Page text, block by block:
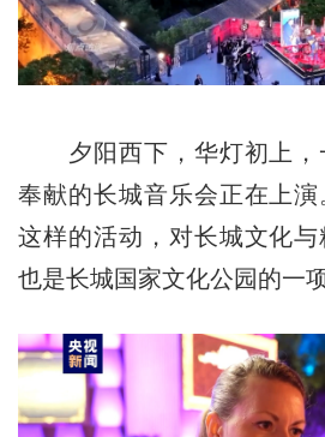
夕阳西下，华灯初上，
奉献的长城音乐会正在上
这样的活动，对长城文化
也是长城国家文化公园的一